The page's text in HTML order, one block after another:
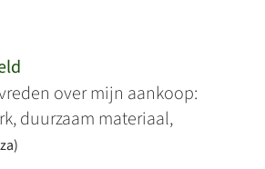
over mijn aankoop:
duurzaam materiaal,